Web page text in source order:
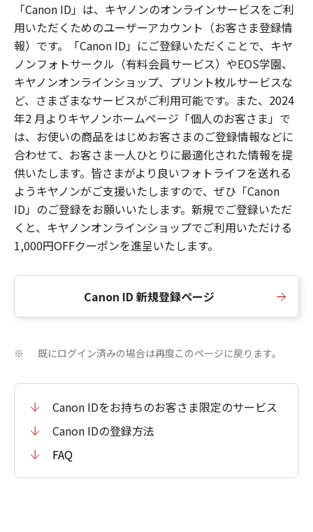
「Canon ID」は、キヤノンのオンラインサービスをご利
用いただくためのユーザーアカウント（お客さま登録情
報）です。「Canon ID」にご登録いただくことで、キヤ
ノンフォトサークル（有料会員サービス）やEOS学園、
キヤノンオンラインショップ、プリント枚ルサービスな
ど、さまざまなサービスがご利用可能です。また、2024
年2 月よりキヤノンホームページ「個人のお客さま」で
は、お使いの商品をはじめお客さまのご登録情報などに
合わせて、お客さま一人ひとりに最適化された情報を提
供いたします。皆さまがより良いフォトライフを送れる
ようキヤノンがご支援いたしますので、ぜひ「Canon
ID」のご登録をお願いいたします。新規でご登録いただ
くと、キヤノンオンラインショップでご利用いただける
1,000円OFFクーポンを進呈いたします。
Canon ID 新規登録ページ
※ 既にログイン済みの場合は再度このページに戻ります。
Canon IDをお持ちのお客さま限定のサービス
Canon IDの登録方法
FAQ